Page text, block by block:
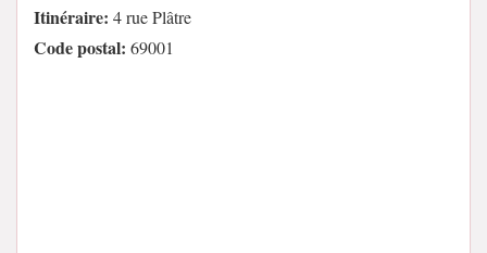
Itinéraire: 4 rue Plâtre
Code postal: 69001